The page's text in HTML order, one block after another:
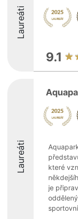
Laureáti
9.1
Laureáti
které
je